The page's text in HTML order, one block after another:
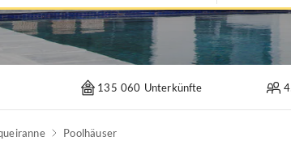
135 060 Unterkünfte
Poolhäuser